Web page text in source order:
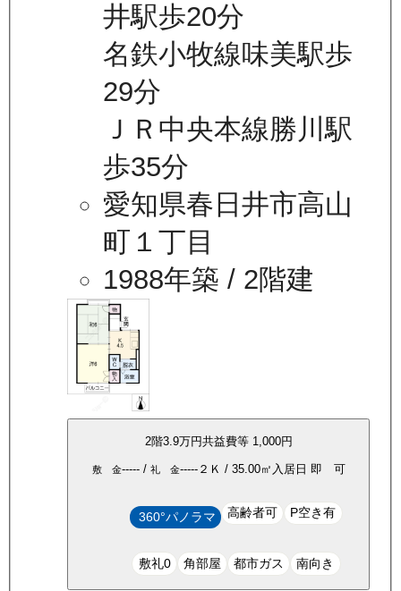
井駅歩20分
名鉄小牧線味美駅歩
29分
ＪＲ中央本線勝川駅
歩35分
愛知県春日井市高山
町１丁目
1988年築 / 2階建
2階3.9万円共益費等 1,000円
敷 金-----/ 礼 金-----２Ｋ / 35.00㎡ 入居日 即 可
360°パノラマ 高齢者可 P空き有
敷礼0 角部屋 都市ガス 南向き